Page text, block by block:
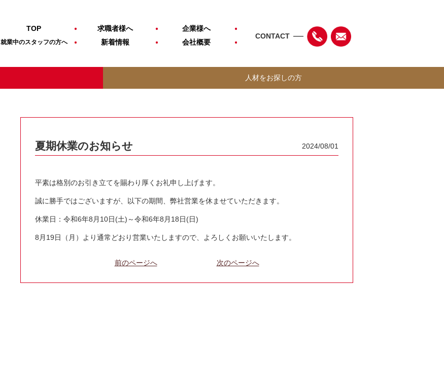
TOP 求職者様へ 企業様へ
就業中のスタッフの方へ 新着情報 会社概要
CONTACT
人材をお探しの方
夏期休業のお知らせ 2024/08/01
平素は格別のお引き立てを賜わり厚くお礼申し上げます。
誠に勝手ではございますが、以下の期間、弊社営業を休ませていただきます。
休業日：令和6年8月10日(土)～令和6年8月18日(日)
8月19日（月）より通常どおり営業いたしますので、よろしくお願いいたします。
ナ
前のページへ 次のページへ
投